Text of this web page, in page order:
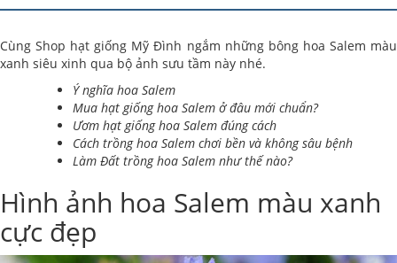
Cùng Shop hạt giống Mỹ Đình ngắm những bông hoa Salem màu
xanh siêu xinh qua bộ ảnh sưu tầm này nhé.
Ý nghĩa hoa Salem
Mua hạt giống hoa Salem ở đâu mới chuẩn?
Ươm hạt giống hoa Salem đúng cách
Cách trồng hoa Salem chơi bền và không sâu bệnh
Làm Đất trồng hoa Salem như thế nào?
Hình ảnh hoa Salem màu xanh
cực đẹp